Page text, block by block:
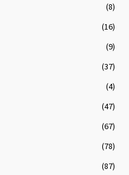
(8)
(16)
(9)
(37)
(4)
(47)
(67)
(78)
(87)